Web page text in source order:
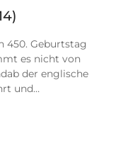
450. Geburtstag
es nicht von
der englische
und…